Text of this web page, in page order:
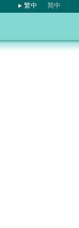
繁中 简中